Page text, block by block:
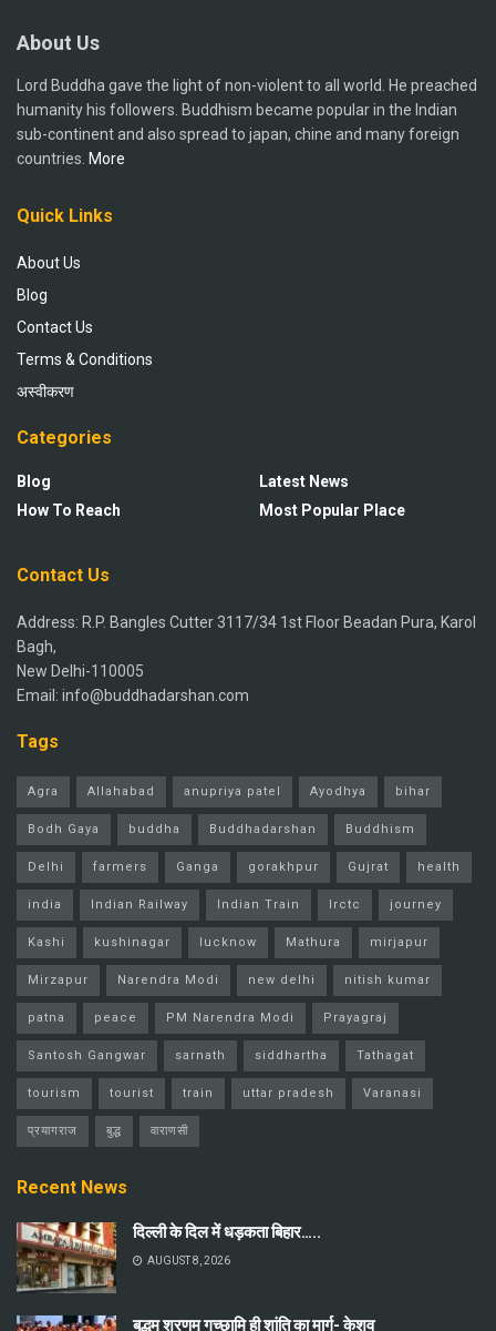
About Us
Lord Buddha gave the light of non-violent to all world. He preached
humanity his followers. Buddhism became popular in the Indian
sub-continent and also spread to japan, chine and many foreign
countries. More
Quick Links
About Us
Blog
Contact Us
Terms & Conditions
अस्वीकरण
Categories
Blog
How To Reach
Latest News
Most Popular Place
Contact Us
Address: R.P. Bangles Cutter 3117/34 1st Floor Beadan Pura, Karol
Bagh,
New Delhi-110005
Email: info@buddhadarshan.com
Tags
Agra Allahabad anupriya patel Ayodhya bihar
Bodh Gaya buddha Buddhadarshan Buddhism
Delhi farmers Ganga gorakhpur Gujrat health
india Indian Railway Indian Train Irctc journey
Kashi kushinagar lucknow Mathura mirjapur
Mirzapur Narendra Modi new delhi nitish kumar
patna peace PM Narendra Modi Prayagraj
Santosh Gangwar sarnath siddhartha Tathagat
tourism tourist train uttar pradesh Varanasi
प्रयागराज बुद्ध वाराणसी
Recent News
दिल्ली के दिल में धड़कता बिहार…..
AUGUST 8, 2026
बुद्धम् शरणम् गच्छामि ही शांति का मार्ग- केशव